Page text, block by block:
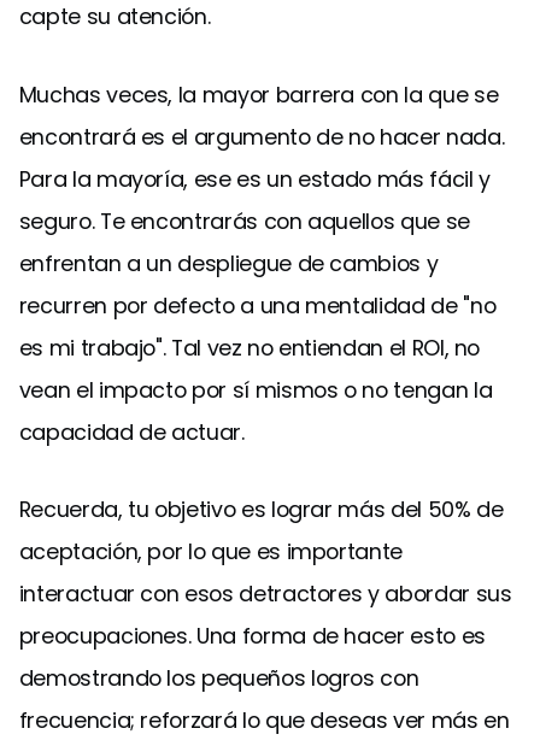
capte su atención.
Muchas veces, la mayor barrera con la que se
encontrará es el argumento de no hacer nada.
Para la mayoría, ese es un estado más fácil y
seguro. Te encontrarás con aquellos que se
enfrentan a un despliegue de cambios y
recurren por defecto a una mentalidad de "no
es mi trabajo". Tal vez no entiendan el ROI, no
vean el impacto por sí mismos o no tengan la
capacidad de actuar.
Recuerda, tu objetivo es lograr más del 50% de
aceptación, por lo que es importante
interactuar con esos detractores y abordar sus
preocupaciones. Una forma de hacer esto es
demostrando los pequeños logros con
frecuencia; reforzará lo que deseas ver más en